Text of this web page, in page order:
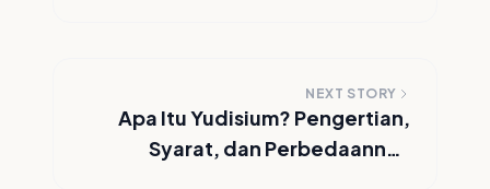
NEXT STORY
Apa Itu Yudisium? Pengertian,
Syarat, dan Perbedaannya